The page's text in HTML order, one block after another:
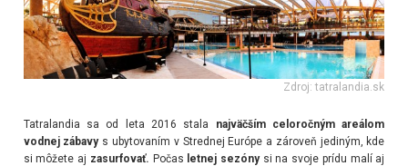
Zdroj: tatralandia.sk
Tatralandia sa od leta 2016 stala najväčším celoročným areálom
vodnej zábavys ubytovaním v Strednej Európe a zároveň jediným, kde
si môžete aj zasurfovať. Počas letnej sezóny si na svoje prídu malí aj